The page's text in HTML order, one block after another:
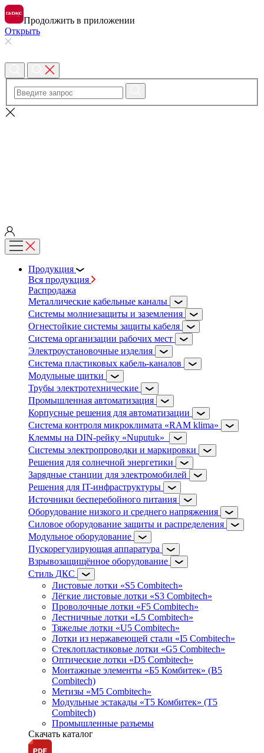
Продолжить в приложении
Открыть
Продукция
Вся продукция
Распродажа
Металлические кабельные каналы
Системы молниезащиты и заземления
Огнестойкие системы защиты кабеля
Система организации рабочих мест
Электроустановочные изделия
Система пластиковых кабель-каналов
Модульные щитки
Трубы электротехнические
Промышленная автоматизация
Корпусные решения для автоматизации
Система контроля микроклимата «RAM klima»
Клеммы на DIN-рейку «Nuputuk»
Системы электропроводки и маркировки
Решения для солнечной энергетики
Зарядные станции для электромобилей
Решения для IT-инфраструктуры
Источники бесперебойного питания
Оборудование низкого и среднего напряжения
Силовое оборудование защиты и распределения
Модульное оборудование
Пускорегулирующая аппаратура
Взрывозащищённое оборудование
Стиль ДКС
Листовые лотки «S5 Combitech»
Лёгкие листовые лотки «S3 Combitech»
Проволочные лотки «F5 Combitech»
Лестничные лотки «L5 Combitech»
Тяжелые лотки «U5 Combitech»
Лотки из нержавеющей стали «I5 Combitech»
Стеклопластиковые лотки «G5 Combitech»
Оптические лотки «D5 Combitech»
Монтажные элементы «Б5 Комбитек» (B5
Combitech)
Метизы «M5 Combitech»
Модульные эстакады «Т5 Комбитек» (T5
Combitech)
Промышленные разъемы
Скачать каталог